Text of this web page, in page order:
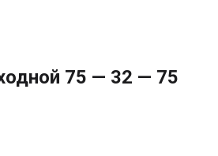
75 — 32 — 75